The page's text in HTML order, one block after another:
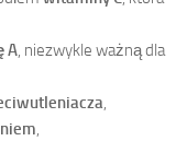
A, niezwykle ważną dla
,
,